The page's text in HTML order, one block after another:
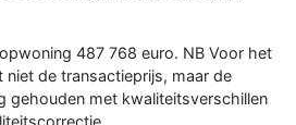
487 768 euro. NB Voor het
de transactieprijs, maar de
gehouden met kwaliteitsverschillen